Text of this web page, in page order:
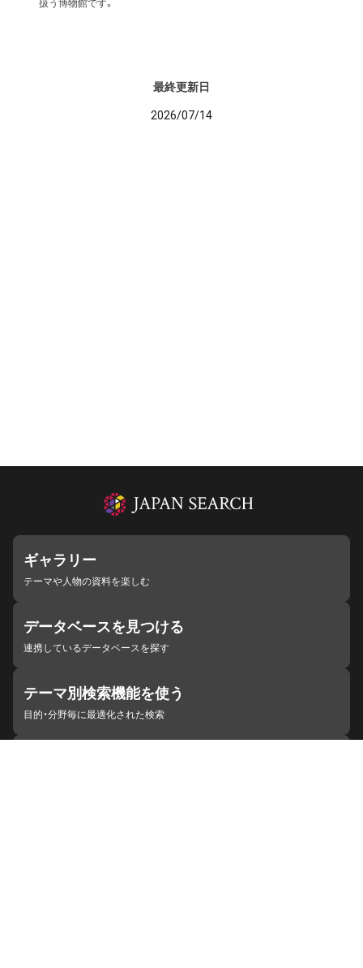
扱う博物館です。
最終更新日
2026/07/14
ギャラリー
テーマや人物の資料を楽しむ
データベースを見つける
連携しているデータベースを探す
テーマ別検索機能を使う
目的・分野毎に最適化された検索